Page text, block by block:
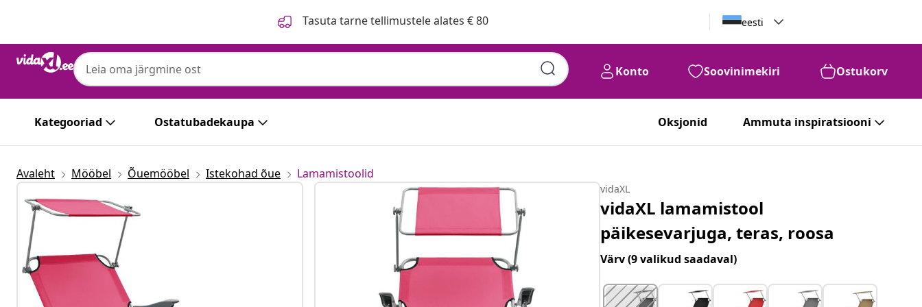
Tasuta tarne tellimustele alates € 80 eesti
Konto Soovinimekiri Ostukorv
Kategooriad Ostatubadekaupa Oksjonid Ammuta inspiratsiooni
Avaleht Mööbel Õuemööbel Istekohad õue Lamamistoolid
vidaXL
vidaXL lamamistool
päikesevarjuga, teras, roosa
Värv(9 valikud saadaval)